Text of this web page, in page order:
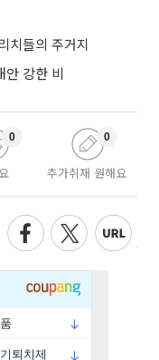
치들의 주거지
강한 비
0
추가취재 원해요
0